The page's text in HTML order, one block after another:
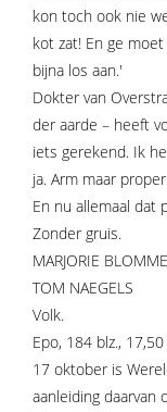
kon toch ook nie
kot zat! En ge
bijna los aan.'
Dokter van
der aarde – heeft
iets gerekend. Ik
ja. Arm maar
En nu allemaal dat
Zonder gruis.
MARJORIE
TOM NAEGELS
Volk.
Epo, 184 blz.,
17 oktober is
aanleiding daarvan